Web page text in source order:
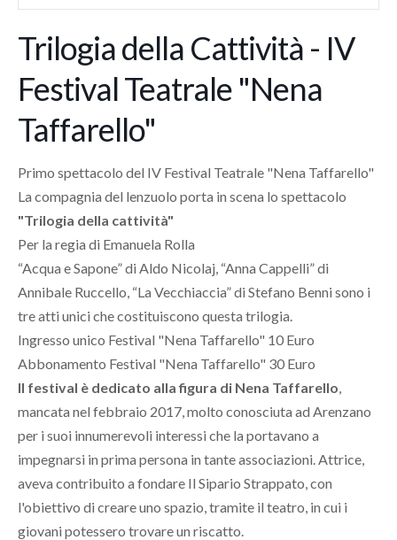
Trilogia della Cattività - IV
Festival Teatrale "Nena
Taffarello"
Primo spettacolo del IV Festival Teatrale "Nena Taffarello"
La compagnia del lenzuolo porta in scena lo spettacolo
"Trilogia della cattività"
Per la regia di Emanuela Rolla
“Acqua e Sapone” di Aldo Nicolaj, “Anna Cappelli” di
Annibale Ruccello, “La Vecchiaccia” di Stefano Benni sono i
tre atti unici che costituiscono questa trilogia.
Ingresso unico Festival "Nena Taffarello" 10 Euro
Abbonamento Festival "Nena Taffarello" 30 Euro
Il festival è dedicato alla figura di Nena Taffarello,
mancata nel febbraio 2017, molto conosciuta ad Arenzano
per i suoi innumerevoli interessi che la portavano a
impegnarsi in prima persona in tante associazioni. Attrice,
aveva contribuito a fondare Il Sipario Strappato, con
l'obiettivo di creare uno spazio, tramite il teatro, in cui i
giovani potessero trovare un riscatto.